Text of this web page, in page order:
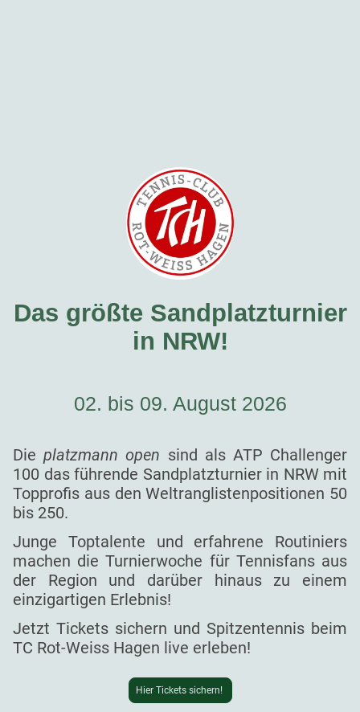
Das größte Sandplatzturnier
in NRW!
02. bis 09. August 2026
Dieplatzmann open sind als ATP Challenger
100 das führende Sandplatzturnier in NRW mit
Topprofis aus den Weltranglistenpositionen 50
bis 250.
Junge Toptalente und erfahrene Routiniers
machen die Turnierwoche für Tennisfans aus
der Region und darüber hinaus zu einem
einzigartigen Erlebnis!
Jetzt Tickets sichern und Spitzentennis beim
TC Rot-Weiss Hagen live erleben!
Hier Tickets sichern!